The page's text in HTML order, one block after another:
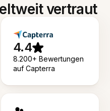
vertraut
4.4
8.200+ Bewertungen
auf Capterra